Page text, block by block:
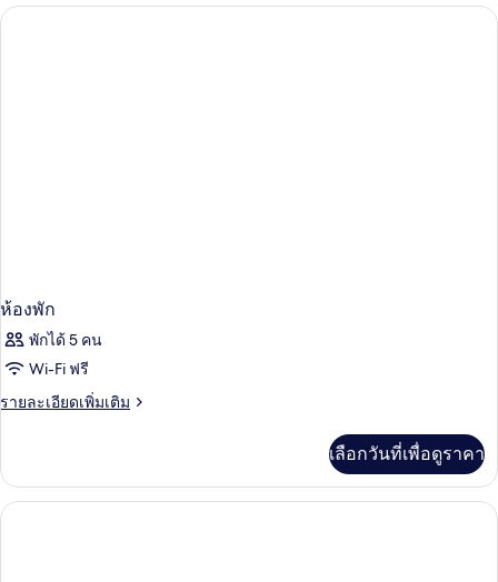
กับ
ห้อง
ห้องพัก
พักได้ 5 คน
Wi-Fi ฟรี
รายละเอียดเพิ่มเติม
ราย
เกี่ยว
กับ
ห้อง
เลือกวันที่เพื่อดูราคา